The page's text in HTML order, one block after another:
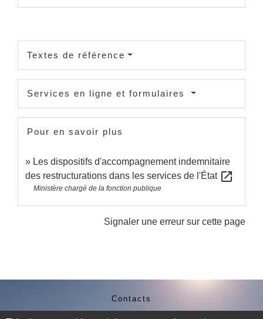
Textes de référence
Services en ligne et formulaires
Pour en savoir plus
Les dispositifs d'accompagnement indemnitaire
des restructurations dans les services de l'État open_in_new
Ministère chargé de la fonction publique
Signaler une erreur sur cette page
Contacts